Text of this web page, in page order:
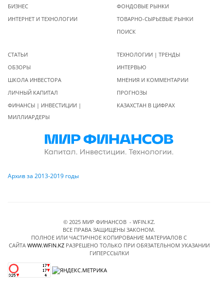
БИЗНЕС
ИНТЕРНЕТ И ТЕХНОЛОГИИ
ФОНДОВЫЕ РЫНКИ
ТОВАРНО-СЫРЬЕВЫЕ РЫНКИ
ПОИСК
СТАТЬИ
ОБЗОРЫ
ШКОЛА ИНВЕСТОРА
ЛИЧНЫЙ КАПИТАЛ
ФИНАНСЫ | ИНВЕСТИЦИИ |
МИЛЛИАРДЕРЫ
ТЕХНОЛОГИИ | ТРЕНДЫ
ИНТЕРВЬЮ
МНЕНИЯ И КОММЕНТАРИИ
ПРОГНОЗЫ
КАЗАХСТАН В ЦИФРАХ
Архив за 2013-2019 годы
© 2025 МИР ФИНАНСОВ - WFIN.KZ.
ВСЕ ПРАВА ЗАЩИЩЕНЫ ЗАКОНОМ.
ПОЛНОЕ ИЛИ ЧАСТИЧНОЕ КОПИРОВАНИЕ МАТЕРИАЛОВ C
САЙТА WWW.WFIN.KZРАЗРЕШЕНО ТОЛЬКО ПРИ ОБЯЗАТЕЛЬНОМ УКАЗАНИИ
ГИПЕРССЫЛКИ